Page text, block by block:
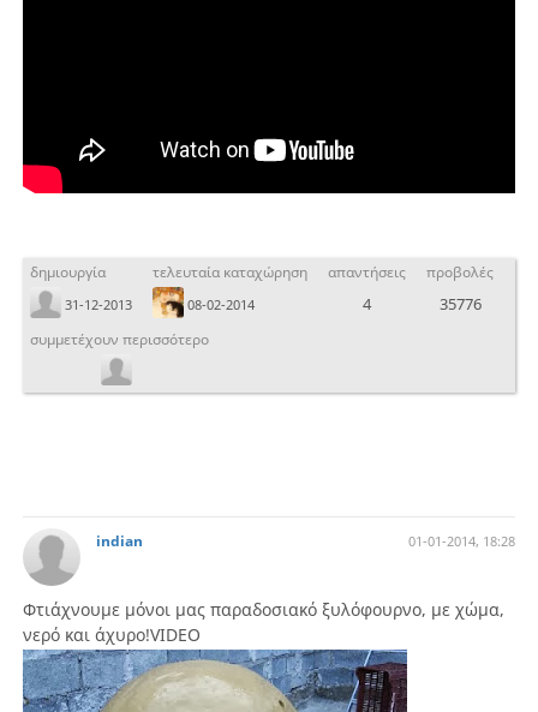
δημιουργία
31-12-2013
τελευταία καταχώρηση
08-02-2014
απαντήσεις
4
προβολές
35776
συμμετέχουν περισσότερο
indian 01-01-2014, 18:28
Φτιάχνουμε μόνοι μας παραδοσιακό ξυλόφουρνο, με χώμα,
νερό και άχυρο!VIDEO